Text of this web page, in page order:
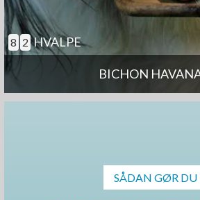
BICHON
8 2 HVALPE
SÅDAN GØR DU